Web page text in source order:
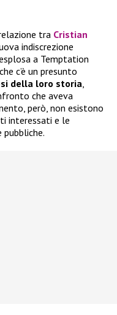
tra Cristian
indiscrezione
a Temptation
c’è un presunto
della loro storia
che aveva
però, non esistono
interessati e le